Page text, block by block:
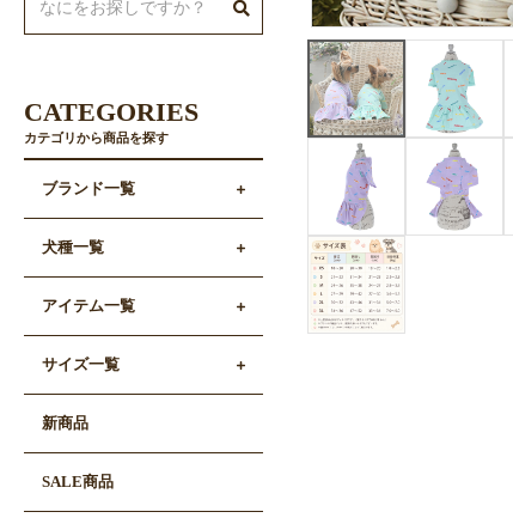
CATEGORIES
カテゴリから商品を探す
ブランド一覧
犬種一覧
アイテム一覧
サイズ一覧
新商品
SALE商品